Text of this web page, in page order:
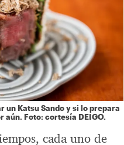
un Katsu Sando y si lo prepara
aún. Foto: cortesía DEIGO.
cada uno de